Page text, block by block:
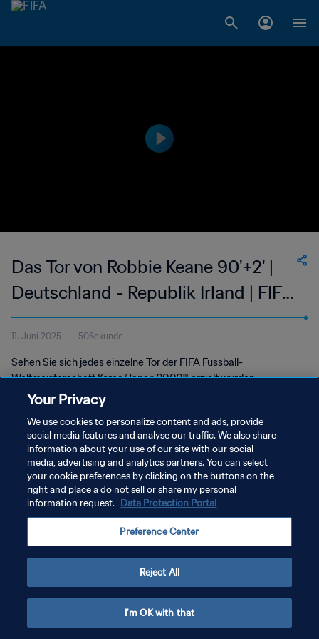
Das Tor von Robbie Keane 90'+2' |
Deutschland - Republik Irland | FIFA
Fussball-Weltmeisterschaft
Korea/Japan 2002™
11. Juni 2025 50Sekunde
Sehen Sie sich jedes einzelne Tor der FIFA Fussball-
Weltmeisterschaft Korea/Japan 2002™ erzielt wurden.
DATENSCHUTZ
NUTZUNGSBEDINGUNGEN
COOKIE-EINSTELLUNGEN VERWALTEN
Your Privacy
We use cookies to personalize content and ads, provide
social media features and analyse our traffic. We also share
information about your use of our site with our social
media, advertising and analytics partners. You can select
your cookie preferences by clicking on the buttons on the
right and place a do not sell or share my personal
information request. Data Protection Portal
Preference Center
Reject All
I'm OK with that